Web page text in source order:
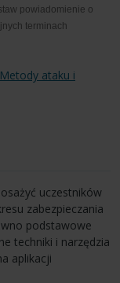
powiadomienie o
terminach
ataku i
uczestników
zabezpieczania
podstawowe
techniki i narzędzia
aplikacji